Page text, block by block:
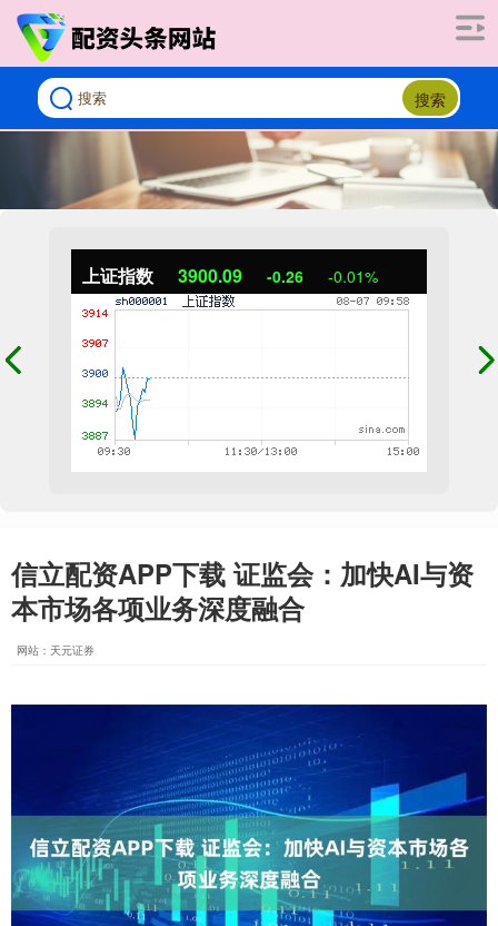
搜索
上证指数 3900.09 -0.26 -0.01%
信立配资APP下载 证监会：加快AI与资
本市场各项业务深度融合
网站：天元证券